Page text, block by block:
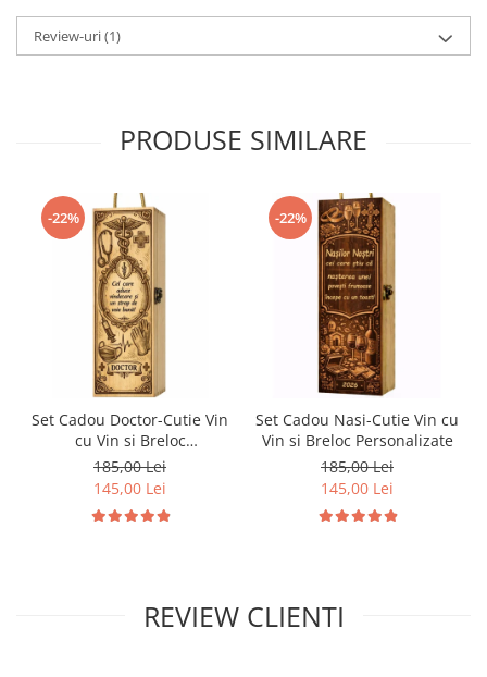
Review-uri(1)
PRODUSE SIMILARE
-22%
Set Cadou Doctor-Cutie Vin
cu Vin si Breloc
Personalizate
185,00 Lei
145,00 Lei
-22%
Set Cadou Nasi-Cutie Vin cu
Vin si Breloc Personalizate
185,00 Lei
145,00 Lei
REVIEW CLIENTI